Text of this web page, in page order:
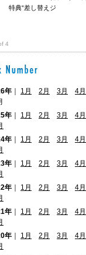
特典“差し替えジ
4
年 1月 2月 3月
4月
年
1月 2月 3月
4月
年
1月 2月 3月
4月
年
1月 2月 3月
4月
年
1月 2月 3月
4月
年
1月 2月 3月
4月
年
1月 2月 3月
4月